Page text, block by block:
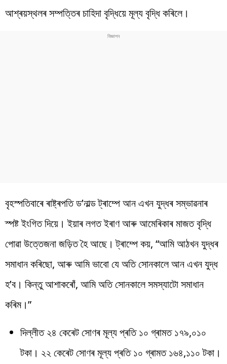
আশ্ৰয়স্থলৰ সম্পত্তিৰ চাহিদা বৃদ্ধিয়ে মূল্য বৃদ্ধি কৰিলে।
বৃহস্পতিবাৰে ৰাষ্ট্ৰপতি ড’নাল্ড ট্ৰাম্পে আন এখন যুদ্ধৰ সম্ভাৱনাৰ
স্পষ্ট ইংগিত দিয়ে। ইয়াৰ লগত ইৰাণ আৰু আমেৰিকাৰ মাজত বৃদ্ধি
পোৱা উত্তেজনা জড়িত হৈ আছে। ট্ৰাম্পে কয়, “আমি আঠখন যুদ্ধৰ
সমাধান কৰিছো, আৰু আমি ভাবো যে অতি সোনকালে আন এখন যুদ্ধ
হ’ব। কিন্তু আশাকৰোঁ, আমি অতি সোনকালে সমস্যাটো সমাধান
কৰিম।”
দিল্লীত ২৪ কেৰেট সোণৰ মূল্য প্ৰতি ১০ গ্ৰামত ১৭৯,০১০
টকা। ২২ কেৰেট সোণৰ মূল্য প্ৰতি ১০ গ্ৰামত ১৬৪,১১০ টকা।